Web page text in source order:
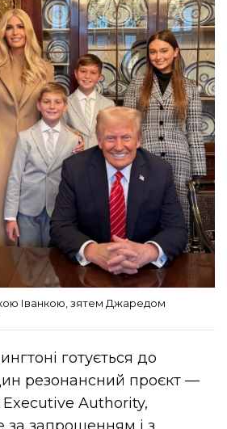
Іванкою, зятем Джаредом
готується до
резонансний проєкт —
Authority,